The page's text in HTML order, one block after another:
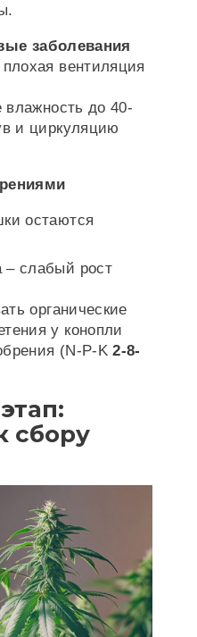
заболевания
вентиляция
до 40-
и циркуляцию
остаются
– слабый рост
органические
у конопли
(N-P-K2-8-
сбору